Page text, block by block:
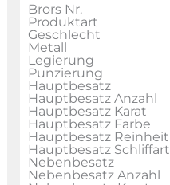
Brors Nr.
Produktart
Geschlecht
Metall
Legierung
Punzierung
Hauptbesatz
Hauptbesatz Anzahl
Hauptbesatz Karat
Hauptbesatz Farbe
Hauptbesatz Reinheit
Hauptbesatz Schliffart
Nebenbesatz
Nebenbesatz Anzahl